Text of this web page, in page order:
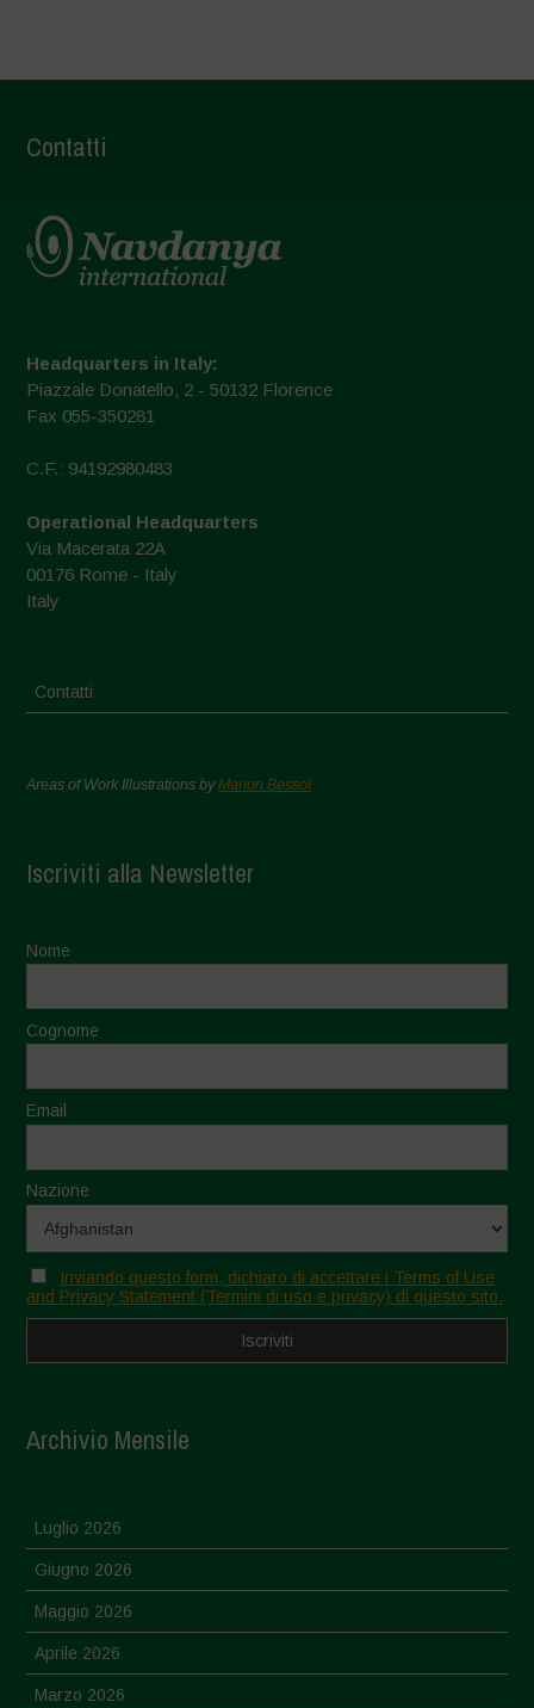
Contatti
Headquarters in Italy:
Piazzale Donatello, 2 - 50132 Florence
Fax 055-350281
C.F.: 94192980483
Operational Headquarters
Via Macerata 22A
00176 Rome - Italy
Italy
Contatti
Areas of Work Illustrations byMarion Bessol
Iscriviti alla Newsletter
Nome
Cognome
Email
Nazione
Inviando questo form, dichiaro di accettare i Terms of Use
and Privacy Statement (Termini di uso e privacy) di questo sito.
Archivio Mensile
Luglio 2026
Giugno 2026
Maggio 2026
Aprile 2026
Marzo 2026